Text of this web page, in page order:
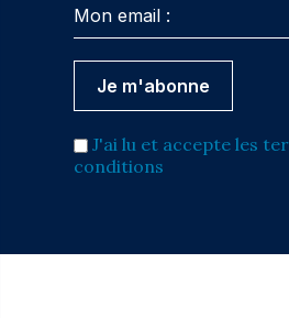
J'ai lu et accepte les
conditions